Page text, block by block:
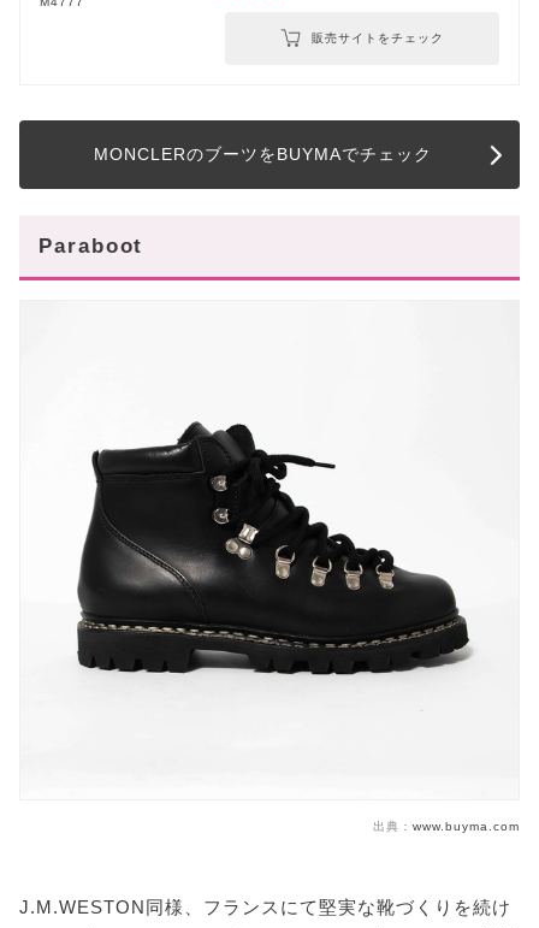
販売サイトをチェック
MONCLERのブーツをBUYMAでチェック
Paraboot
出典： www.buyma.com
J.M.WESTON同様、フランスにて堅実な靴づくりを続け